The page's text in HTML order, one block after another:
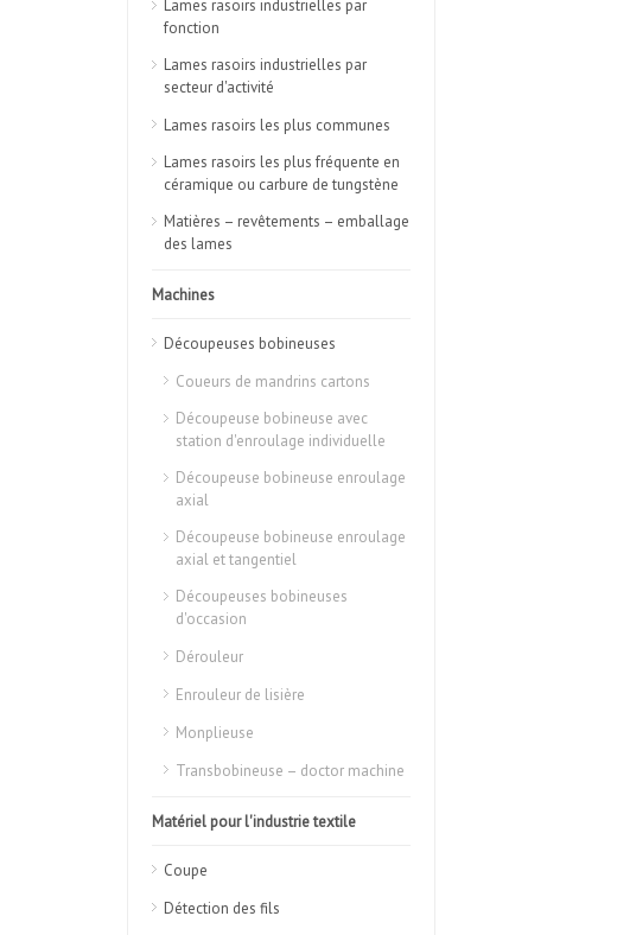
Lames rasoirs industrielles par
fonction
Lames rasoirs industrielles par
secteur d'activité
Lames rasoirs les plus communes
Lames rasoirs les plus fréquente en
céramique ou carbure de tungstène
Matières – revêtements – emballage
des lames
Machines
Découpeuses bobineuses
Coueurs de mandrins cartons
Découpeuse bobineuse avec
station d'enroulage individuelle
Découpeuse bobineuse enroulage
axial
Découpeuse bobineuse enroulage
axial et tangentiel
Découpeuses bobineuses
d'occasion
Dérouleur
Enrouleur de lisière
Monplieuse
Transbobineuse – doctor machine
Matériel pour l'industrie textile
Coupe
Détection des fils